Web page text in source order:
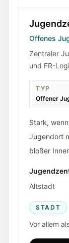
Offenes
Zentraler
und FR-
TYP
Offener
Stark,
Jugendort
bloßer
Altstadt
STADT
Vor allem